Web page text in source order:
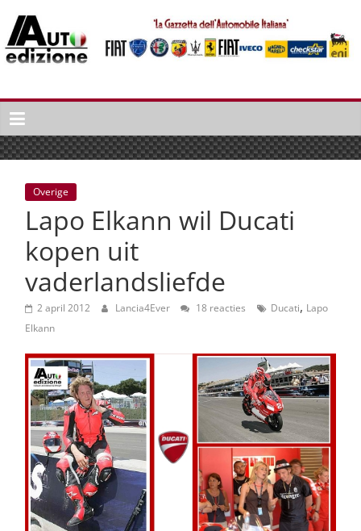
naar
inhoud
Auto
Edizione
La
Gazetta
dell'Automobile
Italiana
Italiaans
autonieuws
lifestyle
Overige
Lapo Elkann wil Ducati
kopen uit
vaderlandsliefde
2 april 2012 Lancia4Ever 18 reacties Ducati, Lapo
Elkann